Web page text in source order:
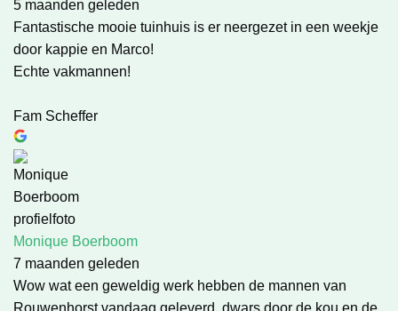
5 maanden geleden
Fantastische mooie tuinhuis is er neergezet in een weekje
door kappie en Marco!
Echte vakmannen!
Fam Scheffer
Monique Boerboom
7 maanden geleden
Wow wat een geweldig werk hebben de mannen van